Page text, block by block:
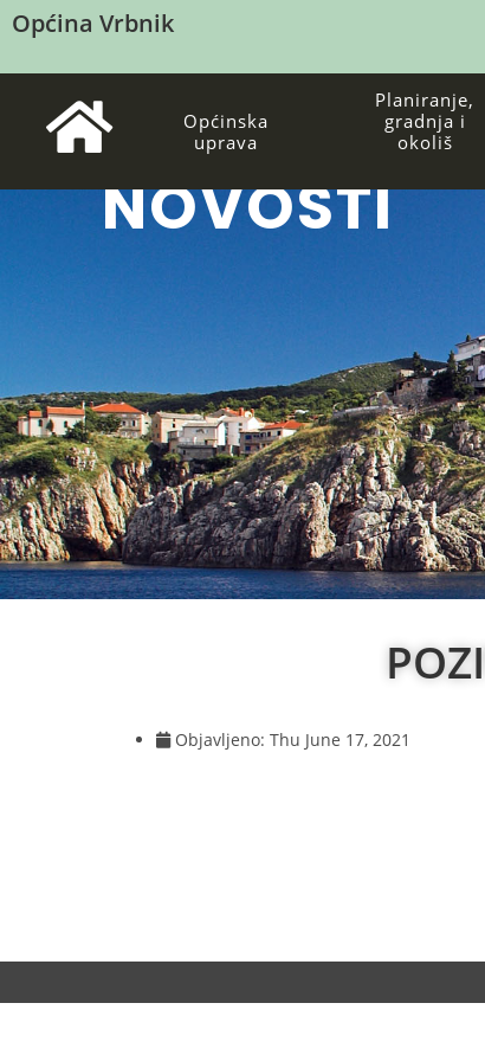
Općina Vrbnik
Općinska
uprava
Planiranje,
gradnja i
okoliš
NOVOSTI
Objavljeno: Thu June 17, 2021